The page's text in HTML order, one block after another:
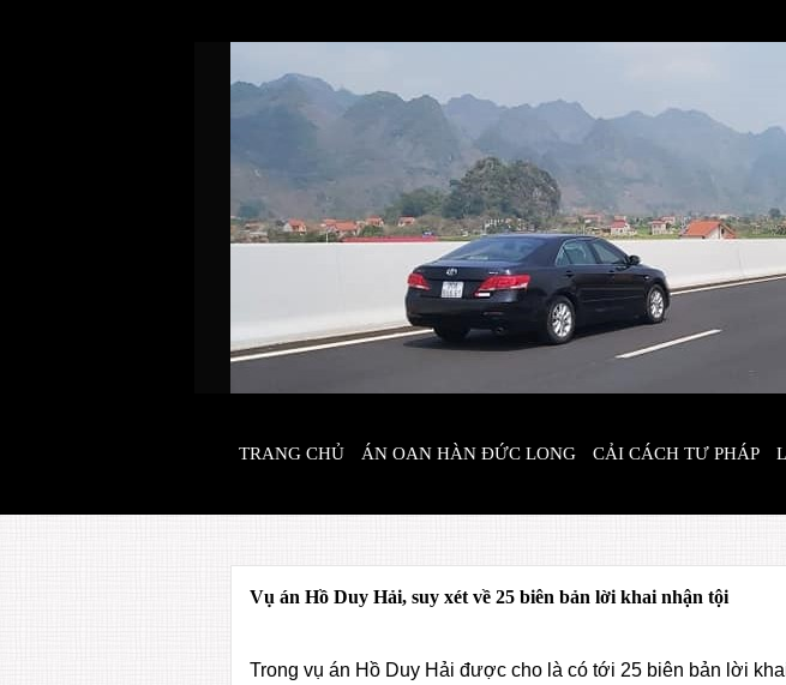
TRANG CHỦ ÁN OAN HÀN ĐỨC LONG CẢI CÁCH TƯ PHÁP
Vụ án Hồ Duy Hải, suy xét về 25 biên bản lời khai nhận tội
Trong vụ án Hồ Duy Hải được cho là có tới 25 biên bản lời